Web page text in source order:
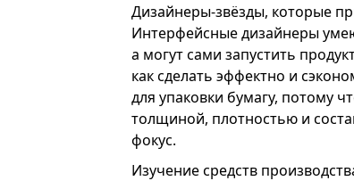
Дизайнеры-звёзды, которые
Интерфейсные дизайнеры
а могут сами запустить
как сделать эффектно и
для упаковки бумагу, потому
толщиной, плотностью и
фокус.
Изучение средств